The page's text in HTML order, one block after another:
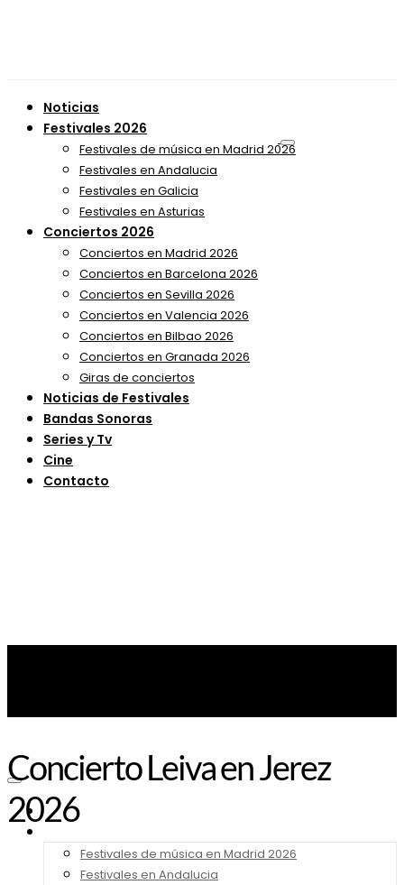
Noticias
Festivales 2026
Festivales de música en Madrid 2026
Festivales en Andalucia
Festivales en Galicia
Festivales en Asturias
Conciertos 2026
Conciertos en Madrid 2026
Conciertos en Barcelona 2026
Conciertos en Sevilla 2026
Conciertos en Valencia 2026
Conciertos en Bilbao 2026
Conciertos en Granada 2026
Giras de conciertos
Noticias de Festivales
Bandas Sonoras
Series y Tv
Cine
Contacto
Noticias
Festivales de música en Madrid 2026
Festivales en Andalucia
Concierto Leiva en Jerez
2026